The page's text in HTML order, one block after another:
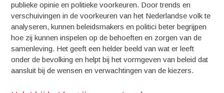
publieke opinie en politieke voorkeuren. Door trends en
verschuivingen in de voorkeuren van het Nederlandse volk te
analyseren, kunnen beleidsmakers en politici beter begrijpen
hoe zij kunnen inspelen op de behoeften en zorgen van de
samenleving. Het geeft een helder beeld van wat er leeft
onder de bevolking en helpt bij het vormgeven van beleid dat
aansluit bij de wensen en verwachtingen van de kiezers.